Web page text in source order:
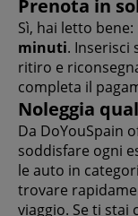
Prenota in
Sì, hai letto
minuti. Inserisci
ritiro e
completa il
Noleggia
Da DoYouSpain
soddisfare ogni
le auto in
trovare
viaggio. Se ti